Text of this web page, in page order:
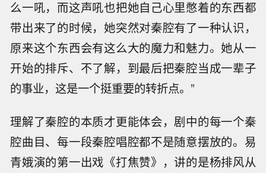
么一吼，而这声吼也把她自己心里憋着的东西都
带出来了的时候，她突然对秦腔有了一种认识，
原来这个东西会有这么大的魔力和魅力。她从一
开始的排斥、不了解，到最后把秦腔当成一辈子
的事业，这是一个挺重要的转折点。”
理解了秦腔的本质才更能体会，剧中的每一个秦
腔曲目、每一段秦腔唱腔都不是随意摆放的。易
青娥演的第一出戏《打焦赞》，讲的是杨排风从